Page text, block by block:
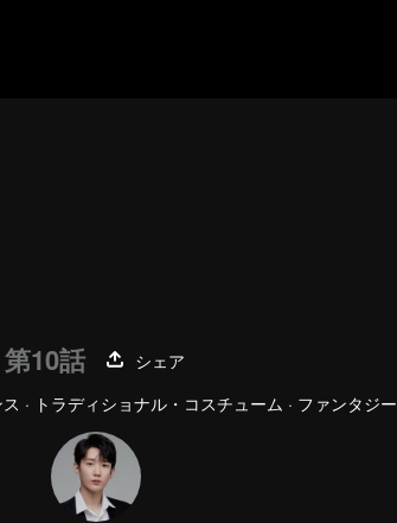
第10話
シェア
· トラディショナル・コスチューム · ファンタジー